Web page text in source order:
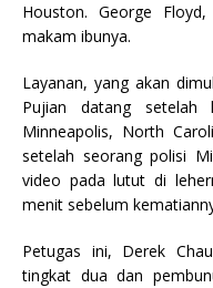
Houston. George
makam ibunya.
Layanan, yang akan
Pujian datang
Minneapolis, North
setelah seorang polisi
video pada lutut di
menit sebelum
Petugas ini, Derek
tingkat dua dan